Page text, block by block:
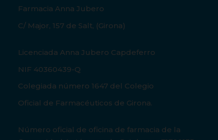
Farmacia Anna Jubero
C/ Major, 157 de Salt, (Girona)
Licenciada Anna Jubero Capdeferro
NIF 40360439-Q
Colegiada número 1647 del Colegio
Oficial de Farmacéuticos de Girona.
Número oficial de oficina de farmacia de la